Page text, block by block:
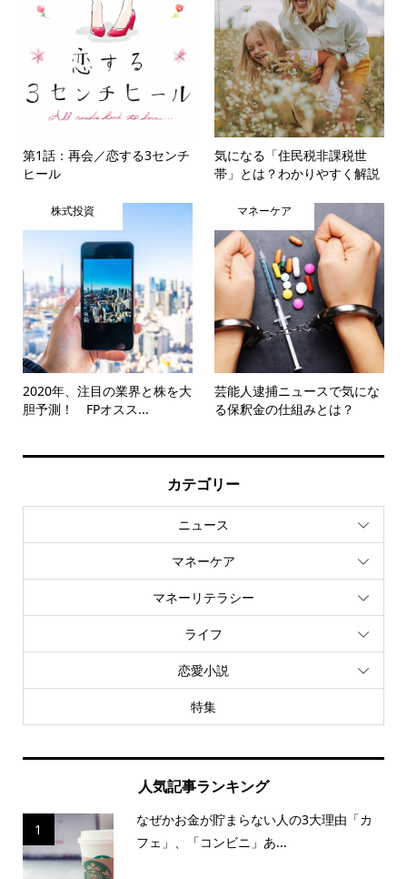
第1話：再会／恋する3センチ
ヒール
気になる「住民税非課税世
帯」とは？わかりやすく解説
株式投資
2020年、注目の業界と株を大
胆予測！ FPオスス...
マネーケア
芸能人逮捕ニュースで気にな
る保釈金の仕組みとは？
カテゴリー
ニュース
マネーケア
マネーリテラシー
ライフ
恋愛小説
特集
人気記事ランキング
1
なぜかお金が貯まらない人の3大理由「カ
フェ」、「コンビニ」あ...